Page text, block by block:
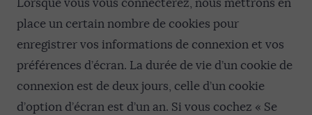
Lorsque vous vous connecterez, nous mettrons en
place un certain nombre de cookies pour
enregistrer vos informations de connexion et vos
préférences d’écran. La durée de vie d’un cookie de
connexion est de deux jours, celle d’un cookie
d’option d’écran est d’un an. Si vous cochez « Se